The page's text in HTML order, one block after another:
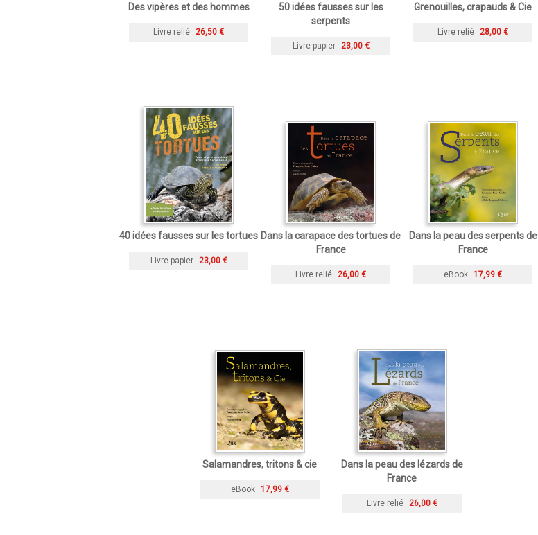
Des vipères et des hommes
Livre relié 26,50 €
50 idées fausses sur les
serpents
Livre papier 23,00 €
Grenouilles, crapauds & Cie
Livre relié 28,00 €
40 idées fausses sur les tortues
Livre papier 23,00 €
Dans la carapace des tortues de
France
Livre relié 26,00 €
Dans la peau des serpents de
France
eBook 17,99 €
Salamandres, tritons & cie
eBook 17,99 €
Dans la peau des lézards de
France
Livre relié 26,00 €